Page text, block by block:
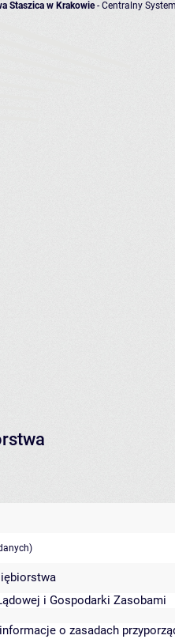
Staszica w Krakowie- Centralny
i Gospodarki Zasobami
o zasadach